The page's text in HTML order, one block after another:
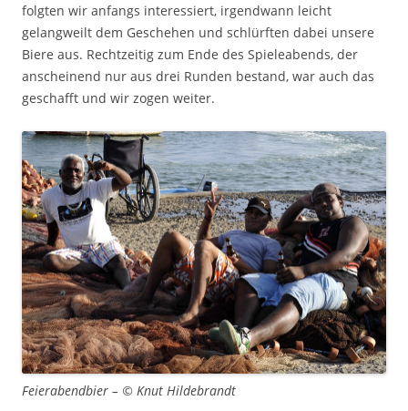
folgten wir anfangs interessiert, irgendwann leicht
gelangweilt dem Geschehen und schlürften dabei unsere
Biere aus. Rechtzeitig zum Ende des Spieleabends, der
anscheinend nur aus drei Runden bestand, war auch das
geschafft und wir zogen weiter.
Feierabendbier – © Knut Hildebrandt